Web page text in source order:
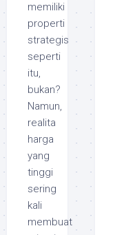
memiliki
properti
strategis
seperti
itu,
bukan?
Namun,
realita
harga
yang
tinggi
sering
kali
membuat